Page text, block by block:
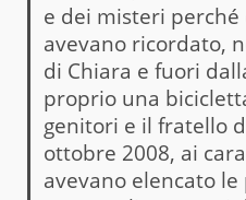
e dei misteri
avevano ricordato,
di Chiara e fuori
proprio una
genitori e il fratello
ottobre 2008, ai
avevano elencato